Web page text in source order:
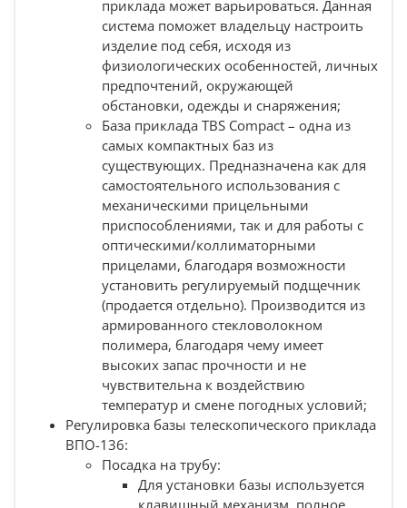
Сайга 308-1 исп. 34;
С шарниром АКМ:
МА АК, МА АК-01;
АК-366 Ланкастер.
Характеристики:
Габариты (ДхШхВ, см):
min - 28.9х4.4х12.5;
max - 37.3х4.4х12.5;
Длина от ствольной коробки min и max, см -
Вес, г - 494;
Материал - полимер, армированный
стекловолокном, алюминиевые сплавы, сталь.
Состав комплекта:
Переходник Монолит 1 от Armacon;
Эндплейт от Armacon;
Труба приклада от DLG Tactical;
База приклада TBS Compact.
приклада может варьироваться. Данная
система поможет владельцу настроить
изделие под себя, исходя из
физиологических особенностей, личных
предпочтений, окружающей
обстановки, одежды и снаряжения;
База приклада TBS Compact – одна из
самых компактных баз из
существующих. Предназначена как для
самостоятельного использования с
механическими прицельными
приспособлениями, так и для работы с
оптическими/коллиматорными
прицелами, благодаря возможности
установить регулируемый подщечник
(продается отдельно). Производится из
армированного стекловолокном
полимера, благодаря чему имеет
высоких запас прочности и не
чувствительна к воздействию
температур и смене погодных условий;
Регулировка базы телескопического приклада
ВПО-136:
Посадка на трубу:
Для установки базы используется
клавишный механизм, полное